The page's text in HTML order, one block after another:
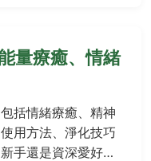
量療癒、情緒
括情緒療癒、精神
用方法、淨化技巧
手還是資深愛好